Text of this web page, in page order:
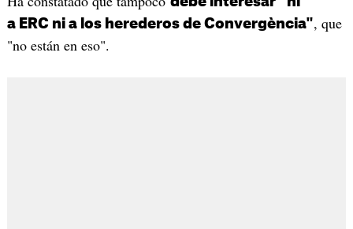
a ERC ni a los herederos de Convergència", que
"no están en eso".